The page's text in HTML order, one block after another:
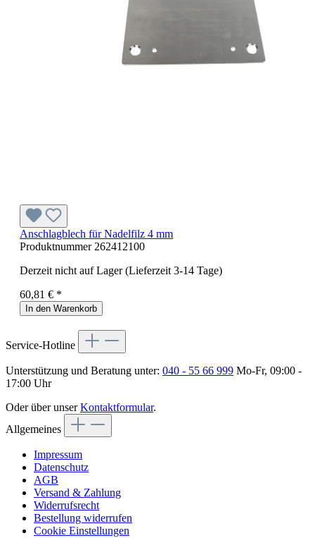
Anschlagblech für Nadelfilz 4 mm
Produktnummer 262412100
Derzeit nicht auf Lager (Lieferzeit 3-14 Tage)
60,81 € *
In den Warenkorb
Service-Hotline
Unterstützung und Beratung unter: 040 - 55 66 999 Mo-Fr, 09:00 -
17:00 Uhr
Oder über unserKontaktformular.
Allgemeines
Impressum
Datenschutz
AGB
Versand & Zahlung
Widerrufsrecht
Bestellung widerrufen
Cookie Einstellungen